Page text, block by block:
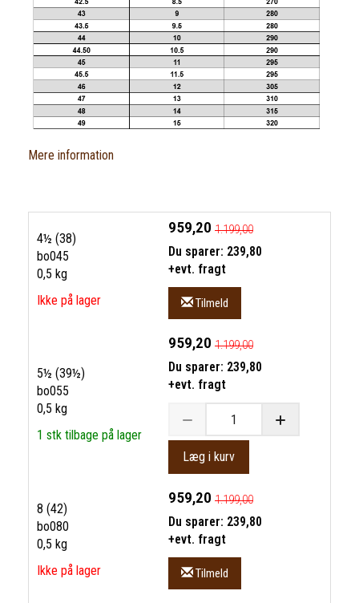
Mere information
4½ (38)
bo045
0,5 kg
Ikke på lager
959,20 1.199,00
Du sparer: 239,80
+evt. fragt
Tilmeld
5½ (39½)
bo055
0,5 kg
1 stk tilbage på lager
959,20 1.199,00
Du sparer: 239,80
+evt. fragt
Læg i kurv
8 (42)
bo080
0,5 kg
Ikke på lager
959,20 1.199,00
Du sparer: 239,80
+evt. fragt
Tilmeld